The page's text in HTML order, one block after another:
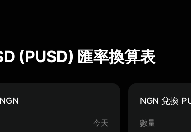
(PUSD) 匯率換算表
今天
NGN 兌換
數量